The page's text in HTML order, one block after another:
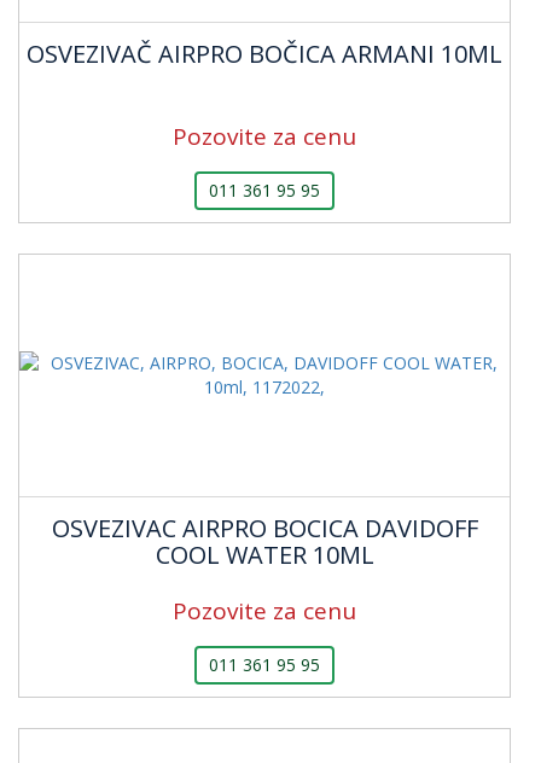
OSVEZIVAČ AIRPRO BOČICA ARMANI 10ML
Pozovite za cenu
011 361 95 95
OSVEZIVAC AIRPRO BOCICA DAVIDOFF
COOL WATER 10ML
Pozovite za cenu
011 361 95 95